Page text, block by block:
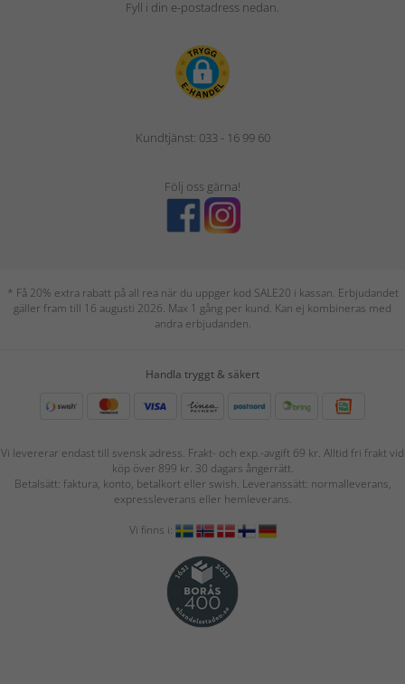
Fyll i din e-postadress nedan.
Kundtjänst: 033 - 16 99 60
Följ oss gärna!
* Få 20% extra rabatt på all rea när du uppger kod SALE20 i kassan. Erbjudandet
gäller fram till 16 augusti 2026. Max 1 gång per kund. Kan ej kombineras med
andra erbjudanden.
Handla tryggt & säkert
Vi levererar endast till svensk adress. Frakt- och exp.-avgift 69 kr. Alltid fri frakt vid
köp över 899 kr. 30 dagars ångerrätt.
Betalsätt: faktura, konto, betalkort eller swish. Leveranssätt: normalleverans,
expressleverans eller hemleverans.
Vi finns i: